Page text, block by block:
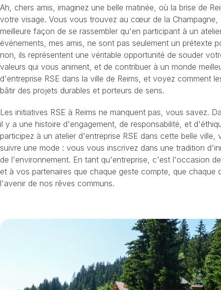
Ah, chers amis, imaginez une belle matinée, où la brise de
votre visage. Vous vous trouvez au cœur de la
meilleure façon de se rassembler qu'en participant à un
événements, mes amis, ne sont pas seulement un prétexte
non, ils représentent une véritable opportunité de souder
valeurs qui vous animent, et de contribuer à un monde
d'entreprise RSE dans la ville de Reims, et voyez comment
bâtir des projets durables et porteurs de sens.
Les initiatives RSE à Reims ne manquent pas, vous savez.
il y a une histoire d'engagement, de responsabilité, et
participez à un atelier d'entreprise RSE dans cette belle ville,
suivre une mode : vous vous inscrivez dans une tradition
de l'environnement. En tant qu'entreprise, c'est l'occasion
et à vos partenaires que chaque geste compte, que chaque
l'avenir de nos rêves communs.